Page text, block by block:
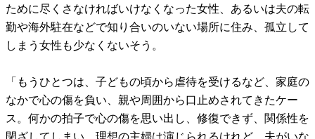
ために尽くさなければいけなくなった女性、あるいは夫の転
勤や海外駐在などで知り合いのいない場所に住み、孤立して
しまう女性も少なくないそう。
「もうひとつは、子どもの頃から虐待を受けるなど、家庭の
なかで心の傷を負い、親や周囲から口止めされてきたケー
ス。何かの拍子で心の傷を思い出し、修復できず、関係性を